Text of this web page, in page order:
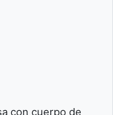
con cuerpo de